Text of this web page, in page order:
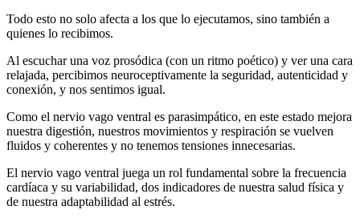
Todo esto no solo afecta a los que lo ejecutamos, sino también a
quienes lo recibimos.
Al escuchar una voz prosódica (con un ritmo poético) y ver una cara
relajada, percibimos neuroceptivamente la seguridad, autenticidad y
conexión, y nos sentimos igual.
Como el nervio vago ventral es parasimpático, en este estado mejora
nuestra digestión, nuestros movimientos y respiración se vuelven
fluidos y coherentes y no tenemos tensiones innecesarias.
El nervio vago ventral juega un rol fundamental sobre la frecuencia
cardíaca y su variabilidad, dos indicadores de nuestra salud física y
de nuestra adaptabilidad al estrés.